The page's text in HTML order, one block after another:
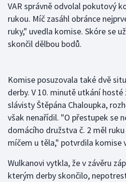
Jezdectví
Judo
Lezení
Lyže a snowboard
Moderní pětiboj
Motorsport
Olympijské hry
VAR správně odvolal pokutový
rukou. Míč zasáhl obránce
ruky," uvedla komise. Skóre se
skončil dělbou bodů.
Komise posuzovala také dvě
derby. V 10. minutě utkání
slávisty Štěpána Chaloupka,
však nenařídil. "O přestupek se
domácího družstva č. 2 měl
míčem u těla," potvrdila komise
Wulkanovi vytkla, že v závěru
kterým derby skončilo,